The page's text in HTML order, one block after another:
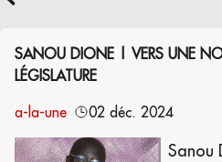
SANOU DIONE | VERS UNE
LÉGISLATURE
a-la-une
02 déc. 2024
Sanou